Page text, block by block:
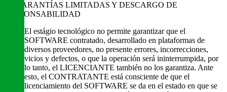
GARANTÍAS LIMITADAS Y DESCARGO DE
RESPONSABILIDAD
El estágio tecnológico no permite garantizar que el
SOFTWARE contratado, desarrollado en plataformas de
diversos proveedores, no presente errores, incorrecciones,
vicios y defectos, o que la operación será ininterrumpida, por
lo tanto, el LICENCIANTE también no los garantiza. Ante
esto, el CONTRATANTE está consciente de que el
licenciamiento del SOFTWARE se da en el estado en que se